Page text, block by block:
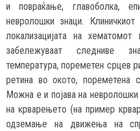
и повраќање, главоболка,
невролошки знаци.
локализацијата на
забележуваат следниве
температура, пореметен срцев
ретина во окото, пореметена
Можна е и појава на
на крварењето (на пример
одземање на движења на